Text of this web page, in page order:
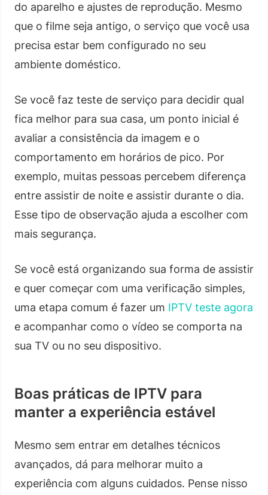
do aparelho e ajustes de reprodução. Mesmo
que o filme seja antigo, o serviço que você usa
precisa estar bem configurado no seu
ambiente doméstico.
Se você faz teste de serviço para decidir qual
fica melhor para sua casa, um ponto inicial é
avaliar a consistência da imagem e o
comportamento em horários de pico. Por
exemplo, muitas pessoas percebem diferença
entre assistir de noite e assistir durante o dia.
Esse tipo de observação ajuda a escolher com
mais segurança.
Se você está organizando sua forma de assistir
e quer começar com uma verificação simples,
uma etapa comum é fazer um IPTV teste agora
e acompanhar como o vídeo se comporta na
sua TV ou no seu dispositivo.
Boas práticas de IPTV para
manter a experiência estável
Mesmo sem entrar em detalhes técnicos
avançados, dá para melhorar muito a
experiência com alguns cuidados. Pense nisso